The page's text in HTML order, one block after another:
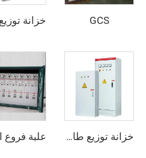
GCS
خزانة توزيع طاقة منخفضة نموذج XL-21